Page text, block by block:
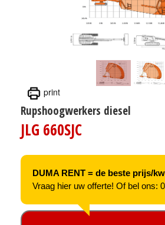
print
Rupshoogwerkers diesel
JLG 660SJC
DUMA RENT = de beste prijs/
Vraag hier uw offerte! Of bel ons: